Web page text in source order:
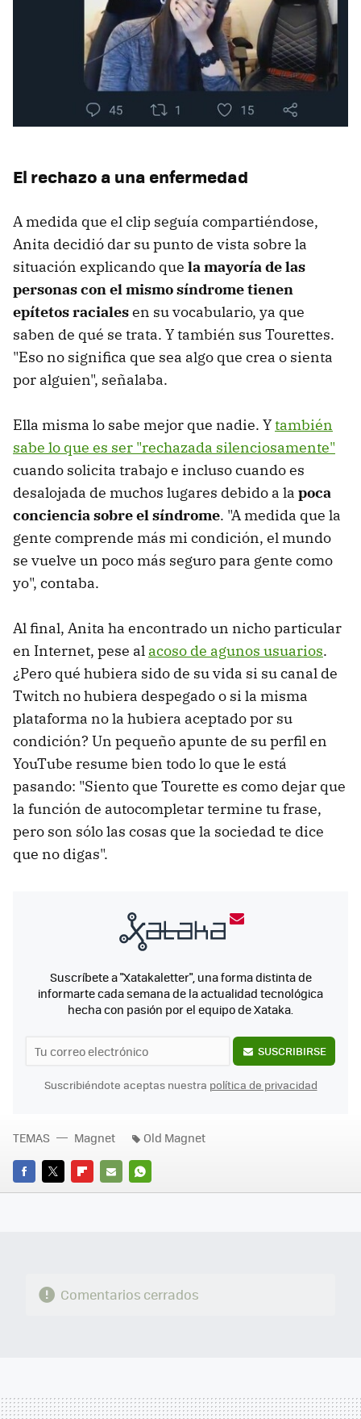
El rechazo a una enfermedad
A medida que el clip seguía compartiéndose,
Anita decidió dar su punto de vista sobre la
situación explicando que la mayoría de las
personas con el mismo síndrome tienen
epítetos racialesen su vocabulario, ya que
saben de qué se trata. Y también sus Tourettes.
"Eso no significa que sea algo que crea o sienta
por alguien", señalaba.
Ella misma lo sabe mejor que nadie. Ytambién
sabe lo que es ser "rechazada silenciosamente"
cuando solicita trabajo e incluso cuando es
desalojada de muchos lugares debido a la poca
conciencia sobre el síndrome. "A medida que la
gente comprende más mi condición, el mundo
se vuelve un poco más seguro para gente como
yo", contaba.
Al final, Anita ha encontrado un nicho particular
en Internet, pese al acoso de agunos usuarios.
¿Pero qué hubiera sido de su vida si su canal de
Twitch no hubiera despegado o si la misma
plataforma no la hubiera aceptado por su
condición? Un pequeño apunte de su perfil en
YouTube resume bien todo lo que le está
pasando: "Siento que Tourette es como dejar que
la función de autocompletar termine tu frase,
pero son sólo las cosas que la sociedad te dice
que no digas".
Suscríbete a "Xatakaletter", una forma distinta de
informarte cada semana de la actualidad tecnológica
hecha con pasión por el equipo de Xataka.
SUSCRIBIRSE
Suscribiéndote aceptas nuestra política de privacidad
FACEBOOK
TWITTERFLIPBOARD
E-
WHATSAPP
TEMAS Magnet Old Magnet
Comentarios cerrados